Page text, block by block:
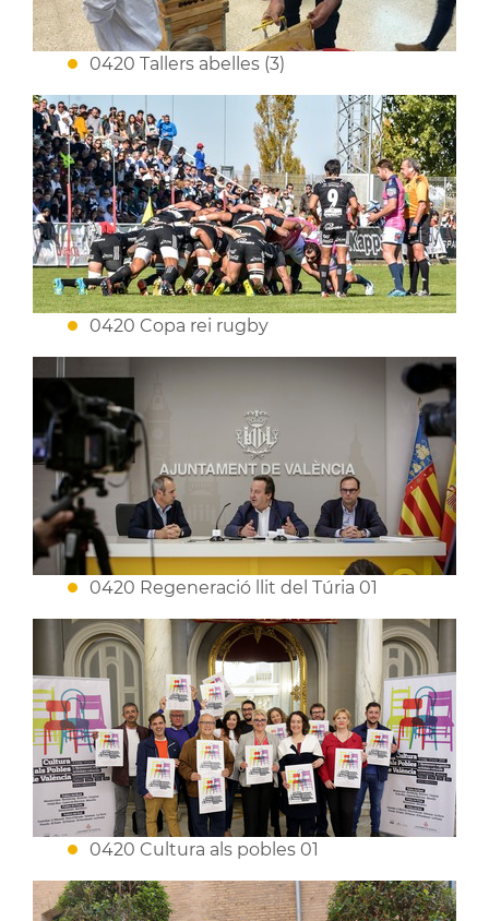
0420 Tallers abelles (3)
0420 Copa rei rugby
0420 Regeneració llit del Túria 01
0420 Cultura als pobles 01